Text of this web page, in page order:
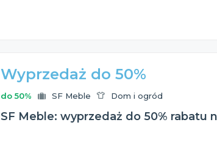
Wyprzedaż do 50%
do 50% SF Meble Dom i ogród
SF Meble: wyprzedaż do 50% rabatu